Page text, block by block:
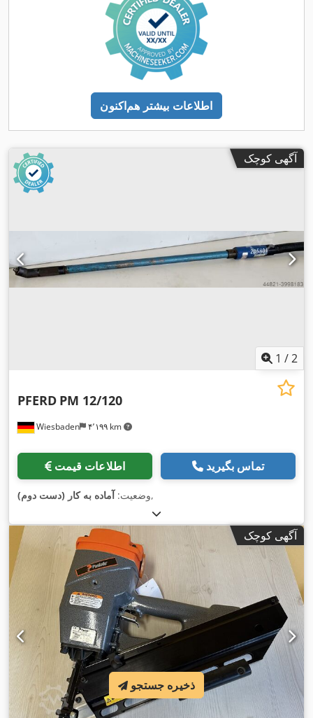
اطلاعات بیشتر هم‌اکنون
آگهی کوچک
1 /2
Wiesbaden ۴٬۱۹۹ km
PFERD PM 12/120
اطلاعات قیمت تماس بگیرید
وضعیت:آماده به کار (دست دوم) ,
آگهی کوچک
ذخیره جستجو